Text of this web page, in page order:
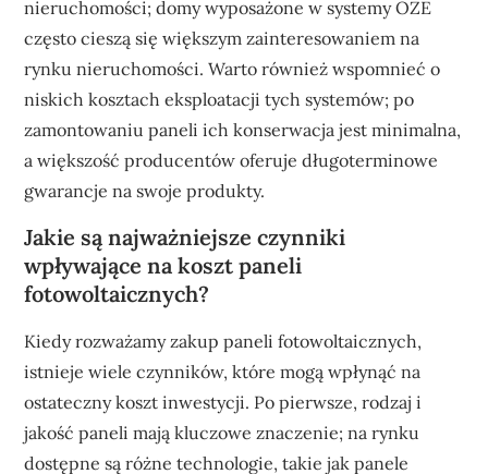
nieruchomości; domy wyposażone w systemy OZE
często cieszą się większym zainteresowaniem na
rynku nieruchomości. Warto również wspomnieć o
niskich kosztach eksploatacji tych systemów; po
zamontowaniu paneli ich konserwacja jest minimalna,
a większość producentów oferuje długoterminowe
gwarancje na swoje produkty.
Jakie są najważniejsze czynniki
wpływające na koszt paneli
fotowoltaicznych?
Kiedy rozważamy zakup paneli fotowoltaicznych,
istnieje wiele czynników, które mogą wpłynąć na
ostateczny koszt inwestycji. Po pierwsze, rodzaj i
jakość paneli mają kluczowe znaczenie; na rynku
dostępne są różne technologie, takie jak panele